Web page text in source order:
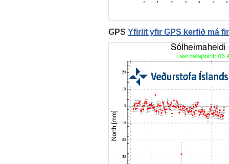
GPS Yfirlit yfir GPS kerfið má